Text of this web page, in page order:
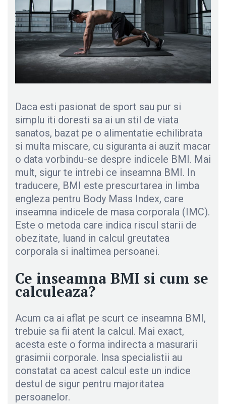
Daca esti pasionat de sport sau pur si
simplu iti doresti sa ai un stil de viata
sanatos, bazat pe o alimentatie echilibrata
si multa miscare, cu siguranta ai auzit macar
o data vorbindu-se despre indicele BMI. Mai
mult, sigur te intrebi ce inseamna BMI. In
traducere, BMI este prescurtarea in limba
engleza pentru Body Mass Index, care
inseamna indicele de masa corporala (IMC).
Este o metoda care indica riscul starii de
obezitate, luand in calcul greutatea
corporala si inaltimea persoanei.
Ce inseamna BMI si cum se
calculeaza?
Acum ca ai aflat pe scurt ce inseamna BMI,
trebuie sa fii atent la calcul. Mai exact,
acesta este o forma indirecta a masurarii
grasimii corporale. Insa specialistii au
constatat ca acest calcul este un indice
destul de sigur pentru majoritatea
persoanelor.